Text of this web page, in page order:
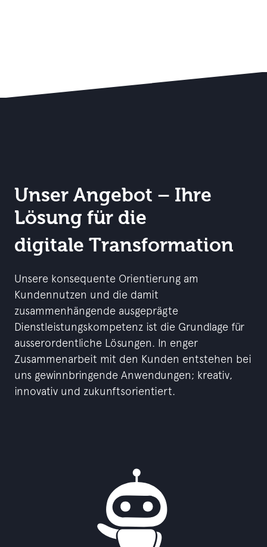
Unser Angebot – Ihre
Lösung für die
digitale Transformation
Unsere konsequente Orientierung am
Kundennutzen und die damit
zusammenhängende ausgeprägte
Dienstleistungskompetenz ist die Grundlage für
ausserordentliche Lösungen. In enger
Zusammenarbeit mit den Kunden entstehen bei
uns gewinnbringende Anwendungen; kreativ,
innovativ und zukunftsorientiert.